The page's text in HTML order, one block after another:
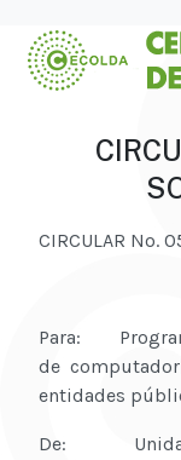
CIRCULAR No.
Para:
de
entidades
De: Unidad